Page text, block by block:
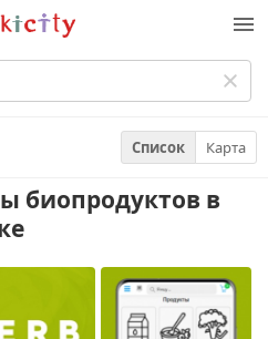
Викисити
Список Карта
биопродуктов в